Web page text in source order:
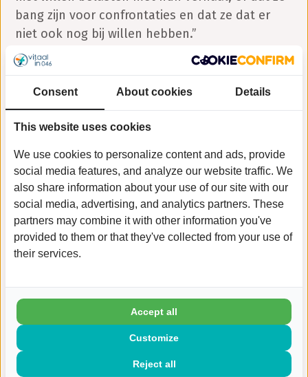
bang zijn voor confrontaties en dat ze dat er
niet ook nog bij willen hebben.”
Wat is de toegevoegde waarde van
mantelzorgbijeenkomsten binnen de
hulpverlening?
“Door heel veel instanties wordt vaak in
naar wat ze iemand kunnen aanbieden, terwijl
het veel belangrijker is om te luisteren naar wat
mensen daadwerkelijk vertellen. Door echt in
gesprek te gaan, kom je erachter wat voor de
mantelzorger zelf belangrijk is (en kan er
desgewenst passende hulp worden geregeld).”
groepsbijeenkomsten voor mantelzorgers
waardevol voor jou?
“Het mooie van ons werk is dat we
onafhankelijk, eerlijk en onbevangen kunnen
Consent About cookies Details
This website uses cookies
We use cookies to personalize content and ads, provide
social media features, and analyze our website traffic. We
also share information about your use of our site with our
social media, advertising, and analytics partners. These
partners may combine it with other information you've
provided to them or that they've collected from your use of
their services.
Reject all
Customize
Accept all